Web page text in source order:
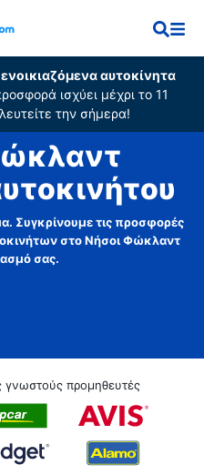
αυτοκίνητα
ισχύει μέχρι το 11
την σήμερα!
Συγκρίνουμε τις προσφορές
στο Νήσοι Φώκλαντ
σας.
γνωστούς προμηθευτές